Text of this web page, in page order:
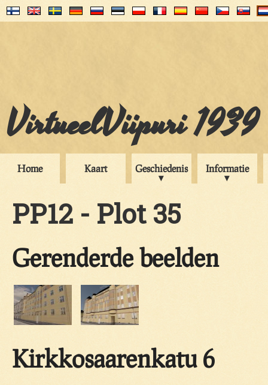
VirtueelViipuri 1939
Home Kaart Geschiedenis Informatie
PP12 - Plot 35
Gerenderde beelden
Kirkkosaarenkatu 6